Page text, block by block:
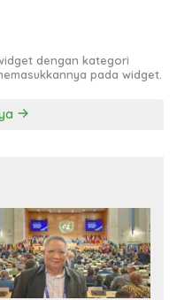
dengan kategori
pada widget.